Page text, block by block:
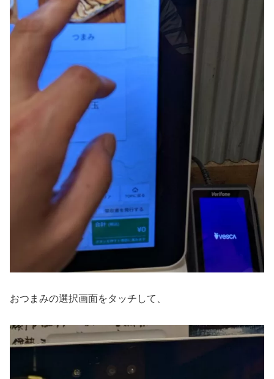
おつまみの選択画面をタッチして、